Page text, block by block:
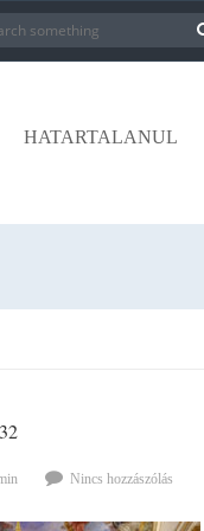
HATARTALANUL
Nincs hozzászólás